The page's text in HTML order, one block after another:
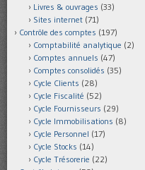
Livres & ouvrages (33)
Sites internet (71)
Contrôle des comptes (197)
Comptabilité analytique (2)
Comptes annuels (47)
Comptes consolidés (35)
Cycle Clients (28)
Cycle Fiscalité (52)
Cycle Fournisseurs (29)
Cycle Immobilisations (8)
Cycle Personnel (17)
Cycle Stocks (14)
Cycle Trésorerie (22)